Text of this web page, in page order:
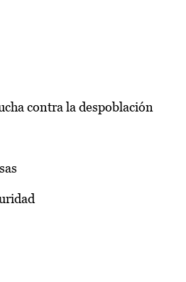
contra la despoblación